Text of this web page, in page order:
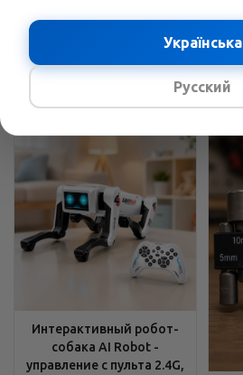
3158грн.
Интерактивный робот-
собака AI Robot -
управление с пульта 2.4G,
Українська
Русский